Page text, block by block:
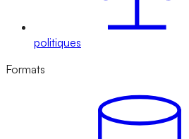
politiques
Formats